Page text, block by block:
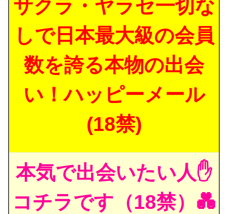
サクラ・ヤラセ一切な
しで日本最大級の会員
数を誇る本物の出会
い！ハッピーメール
(18禁)
本気で出会いたい人✋
コチラです（18禁）💑